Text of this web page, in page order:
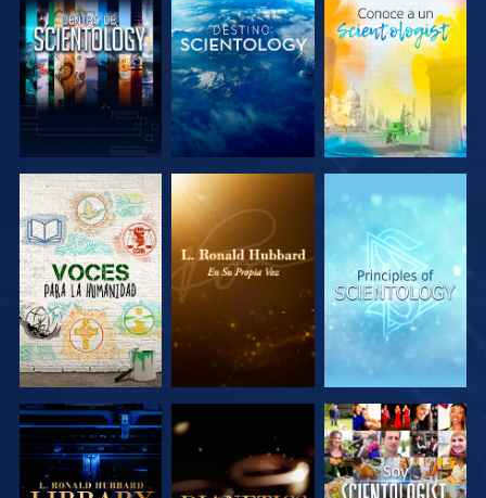
EXPLORA LAS
SERIES
EXPLORA LAS
SERIES
EXPLORA LAS
SERIES
EXPLORA LAS
SERIES
EXPLORA LAS
SERIES
VE